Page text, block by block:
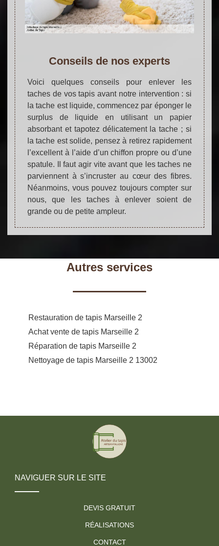
Conseils de nos experts
Voici quelques conseils pour enlever les
taches de vos tapis avant notre intervention : si
la tache est liquide, commencez par éponger le
surplus de liquide en utilisant un papier
absorbant et tapotez délicatement la tache ; si
la tache est solide, pensez à retirez rapidement
l’excellent à l’aide d’un chiffon propre ou d’une
spatule. Il faut agir vite avant que les taches ne
parviennent à s’incruster au cœur des fibres.
Néanmoins, vous pouvez toujours compter sur
nous, que les taches à enlever soient de
grande ou de petite ampleur.
Autres services
Restauration de tapis Marseille 2
Achat vente de tapis Marseille 2
Réparation de tapis Marseille 2
Nettoyage de tapis Marseille 2 13002
NAVIGUER SUR LE SITE
DEVIS GRATUIT
RÉALISATIONS
CONTACT